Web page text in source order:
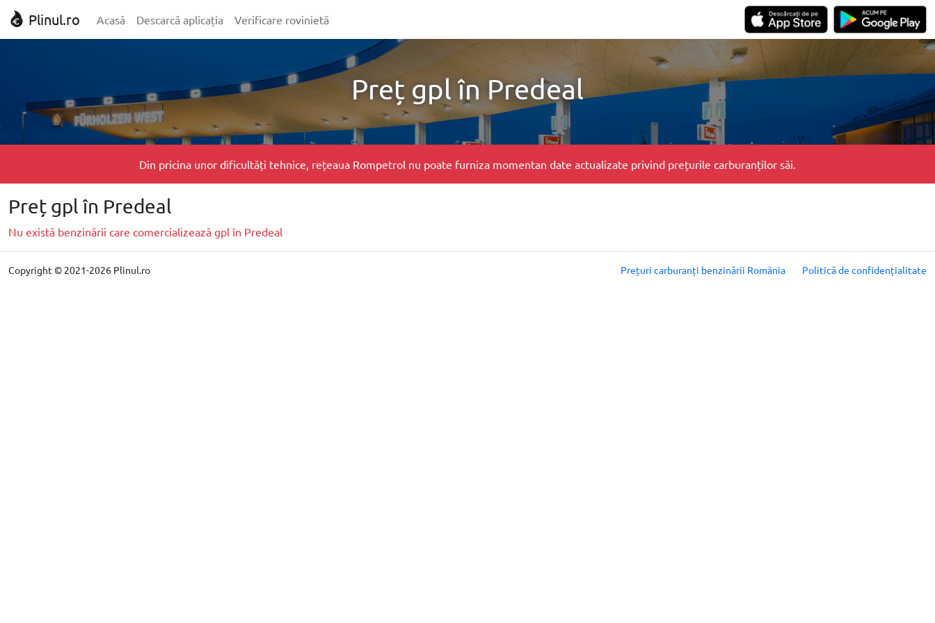
Plinul.ro Acasă Descarcă aplicația Verificare rovinietă
Preț gpl în Predeal
Din pricina unor dificultăți tehnice, rețeaua Rompetrol nu poate furniza momentan date actualizate privind prețurile carburanților săi.
Preț gpl în Predeal
Nu există benzinării care comercializează gpl în Predeal
Copyright © 2021-2026 Plinul.ro Prețuri carburanți benzinării România Politică de confidențialitate